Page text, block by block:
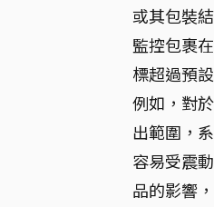
或其包裝
監控包裹
標超過預
例如，對
出範圍，
容易受震
品的影響